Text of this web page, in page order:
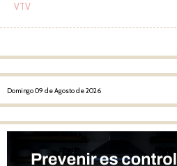
VTV
Post navigation
Domingo 09 de Agosto de 2026